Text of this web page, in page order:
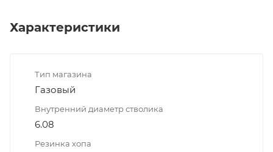
Характеристики
Тип магазина
Газовый
Внутренний диаметр стволика
6.08
Резинка хопа